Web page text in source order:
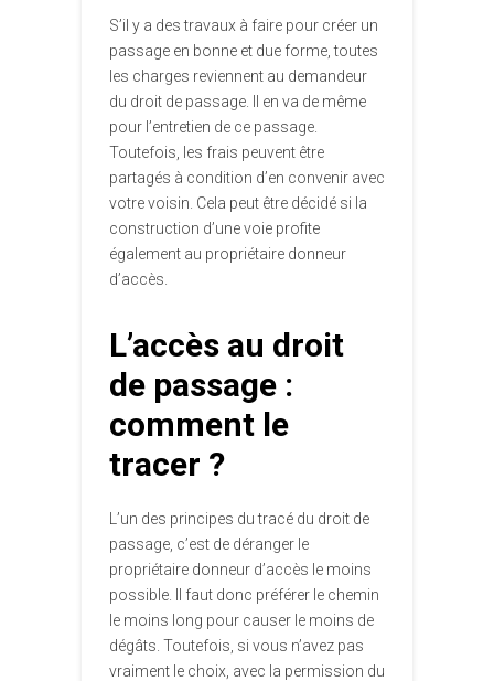
S’il y a des travaux à faire pour créer un
passage en bonne et due forme, toutes
les charges reviennent au demandeur
du droit de passage. Il en va de même
pour l’entretien de ce passage.
Toutefois, les frais peuvent être
partagés à condition d’en convenir avec
votre voisin. Cela peut être décidé si la
construction d’une voie profite
également au propriétaire donneur
d’accès.
L’accès au droit
de passage :
comment le
tracer ?
L’un des principes du tracé du droit de
passage, c’est de déranger le
propriétaire donneur d’accès le moins
possible. Il faut donc préférer le chemin
le moins long pour causer le moins de
dégâts. Toutefois, si vous n’avez pas
vraiment le choix, avec la permission du